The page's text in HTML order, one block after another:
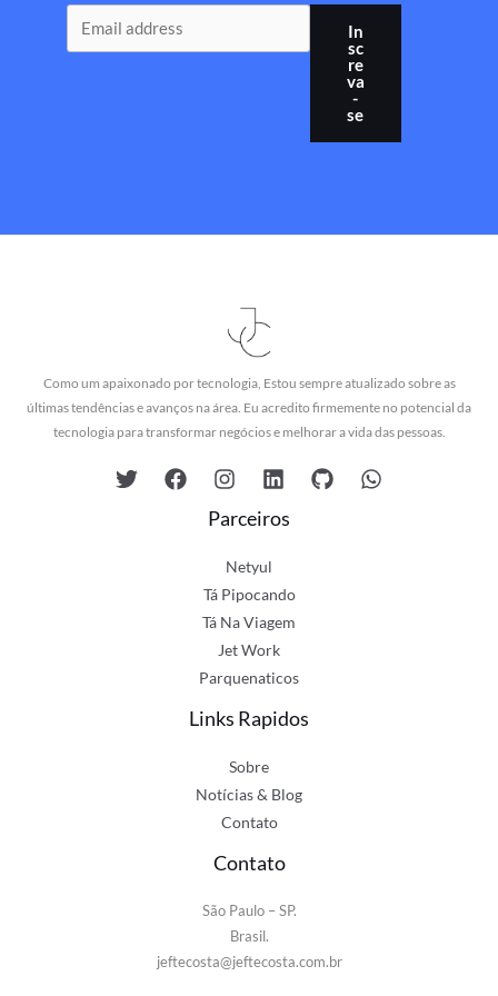
In
sc
re
va
-
se
Como um apaixonado por tecnologia, Estou sempre atualizado sobre as
últimas tendências e avanços na área. Eu acredito firmemente no potencial da
tecnologia para transformar negócios e melhorar a vida das pessoas.
Parceiros
Netyul
Tá Pipocando
Tá Na Viagem
Jet Work
Parquenaticos
Links Rapidos
Sobre
Notícias & Blog
Contato
Contato
São Paulo – SP.
Brasil.
jeftecosta@jeftecosta.com.br